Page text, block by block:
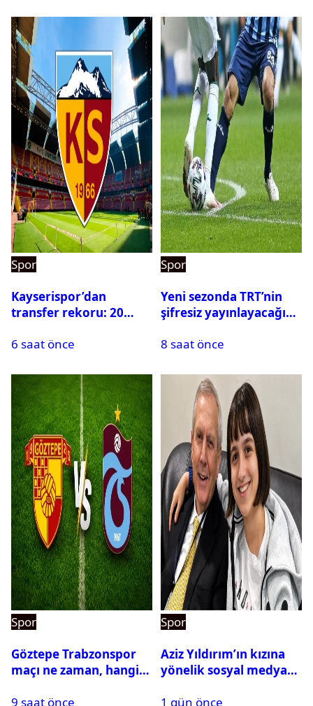
Spor
Kayserispor’dan
transfer rekoru: 20
6 saat önce
Spor
Yeni sezonda TRT’nin
şifresiz yayınlayacağı
8 saat önce
Spor
Göztepe Trabzonspor
maçı ne zaman, hangi
oynayacak mı?
9 saat önce
Spor
Aziz Yıldırım’ın kızına
yönelik sosyal medya
hakkında karar çıktı
1 gün önce